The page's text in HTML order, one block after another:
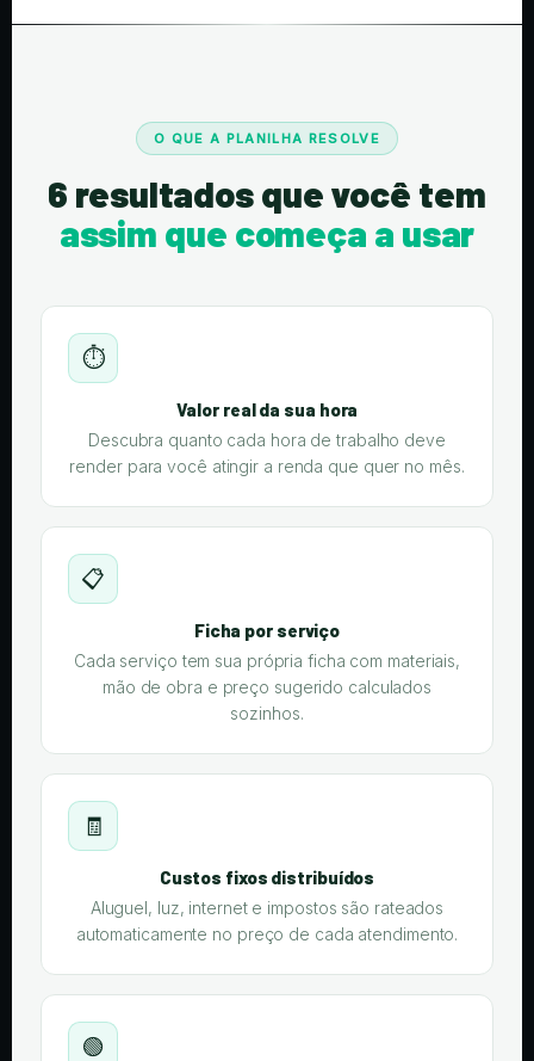
O QUE A PLANILHA RESOLVE
6 resultados que você tem
assim que começa a usar
⏱️
Valor real da sua hora
Descubra quanto cada hora de trabalho deve
render para você atingir a renda que quer no mês.
📋
Ficha por serviço
Cada serviço tem sua própria ficha com materiais,
mão de obra e preço sugerido calculados
sozinhos.
🧾
Custos fixos distribuídos
Aluguel, luz, internet e impostos são rateados
automaticamente no preço de cada atendimento.
🟢